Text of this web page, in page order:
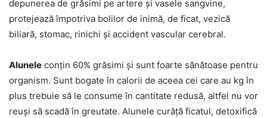
depunerea de grăsimi pe artere și vasele sangvine,
protejează împotriva bolilor de inimă, de ficat, vezică
biliară, stomac, rinichi și accident vascular cerebral.
Alunele conțin 60% grăsimi și sunt foarte sănătoase pentru
organism. Sunt bogate în calorii de aceea cei care au kg în
plus trebuie să le consume în cantitate redusă, altfel nu vor
reuși să scadă în greutate. Alunele curăță ficatul, detoxifică